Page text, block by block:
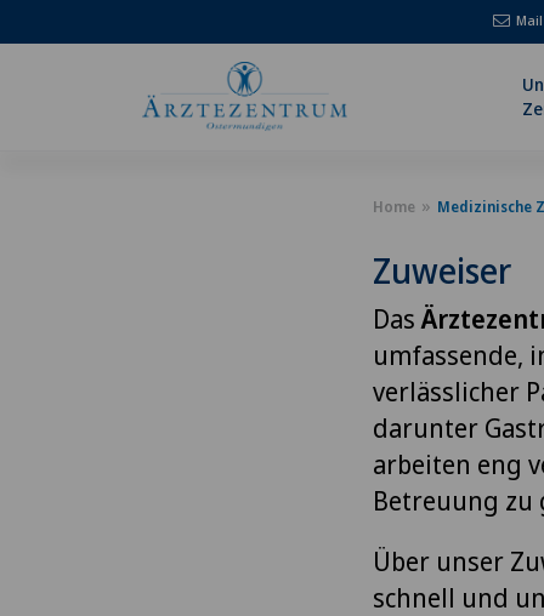
Mail
Home Medizinische
Zuweiser
Das
umfassende,
verlässlicher
darunter
arbeiten eng
Betreuung zu
Über unser
schnell und